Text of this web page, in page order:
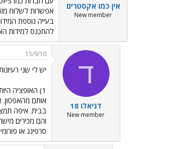
ר
אין כמו אקסטרים
New member
אפשרות לשלוח
להתכנס למידות
ד
דניאלו 18
New member
15/9/10
יש לי שני
1) האופציה
אותם
בבית. איפה
והם מכירים
סרפינג או פורומים